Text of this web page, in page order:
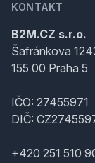
KONTAKT
B2M.CZ s.r.o.
Šafránkova
155 00 Praha 5
IČO: 27455971
DIČ:
+420 251 510